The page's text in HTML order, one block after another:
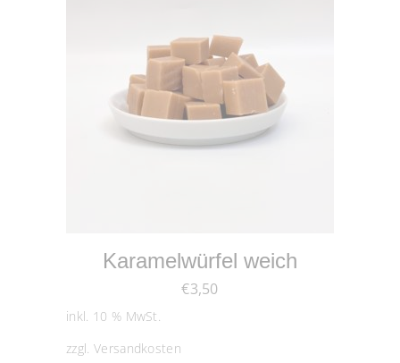
Karamelwürfel weich
€3,50
inkl. 10 % MwSt.
zzgl. Versandkosten